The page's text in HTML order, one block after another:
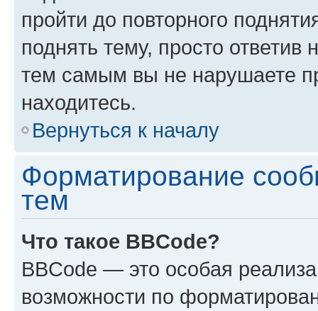
пройти до повторного
поднять тему, просто ответив
тем самым вы не нарушаете
находитесь.
Вернуться к началу
Форматирование
тем
Что такое BBCode?
BBCode — это особая
возможности по